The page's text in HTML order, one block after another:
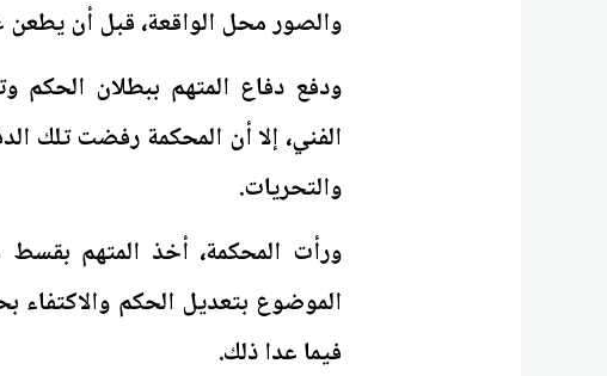
والصور محل الواقعة، قبل أن يطعن
ودفع دفاع المتهم ببطلان الحكم
الفني، إلا أن المحكمة رفضت تلك
والتحريات.
ورأت المحكمة، أخذ المتهم
الموضوع بتعديل الحكم والاكتفاء
فيما عدا ذلك.